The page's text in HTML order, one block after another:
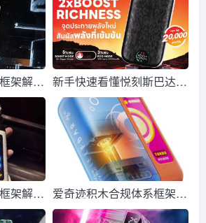
架解析 新手快速看懂悦刻斯巴达合
规要求 适配监管新规
架解析
爱奇迹积木合规体系框架解
析 个人观察笔记